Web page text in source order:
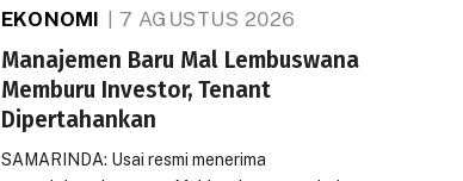
EKONOMI 7 AGUSTUS 2026
Manajemen Baru Mal Lembuswana
Memburu Investor, Tenant
Dipertahankan
SAMARINDA: Usai resmi menerima